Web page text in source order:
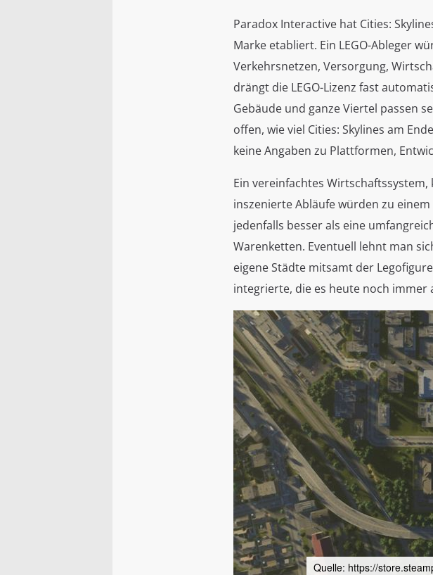
Paradox Interactive hat Cities:
Marke etabliert. Ein LEGO-Ableger
Verkehrsnetzen, Versorgung,
drängt die LEGO-Lizenz fast
Gebäude und ganze Viertel passen
offen, wie viel Cities: Skylines am
keine Angaben zu Plattformen,
Ein vereinfachtes
inszenierte Abläufe würden zu
jedenfalls besser als eine
Warenketten. Eventuell lehnt man
eigene Städte mitsamt der
integrierte, die es heute noch immer
Quelle: https://